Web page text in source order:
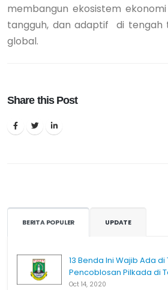
membangun ekosistem
tangguh, dan adaptif di tengah
global.
Share this Post
BERITA POPULER UPDATE
13 Benda Ini Wajib Ada di
Pencoblosan Pilkada di
Oct 14, 2020